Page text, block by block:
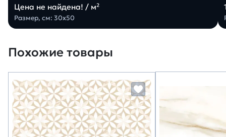
Цена не найдена! / м²
Размер, см: 30х50
Похожие товары